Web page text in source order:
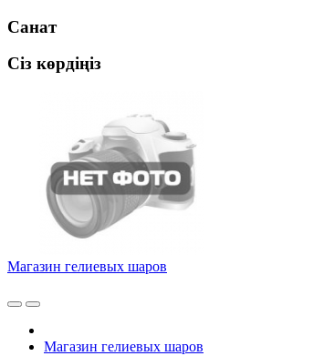
Санат
Сіз көрдіңіз
Магазин гелиевых шаров
Магазин гелиевых шаров